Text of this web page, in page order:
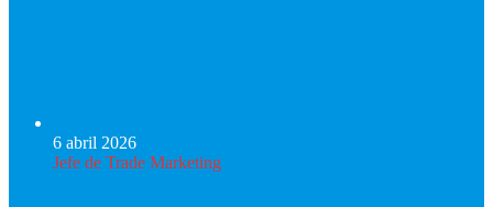
6 abril 2026
Jefe de Trade Marketing